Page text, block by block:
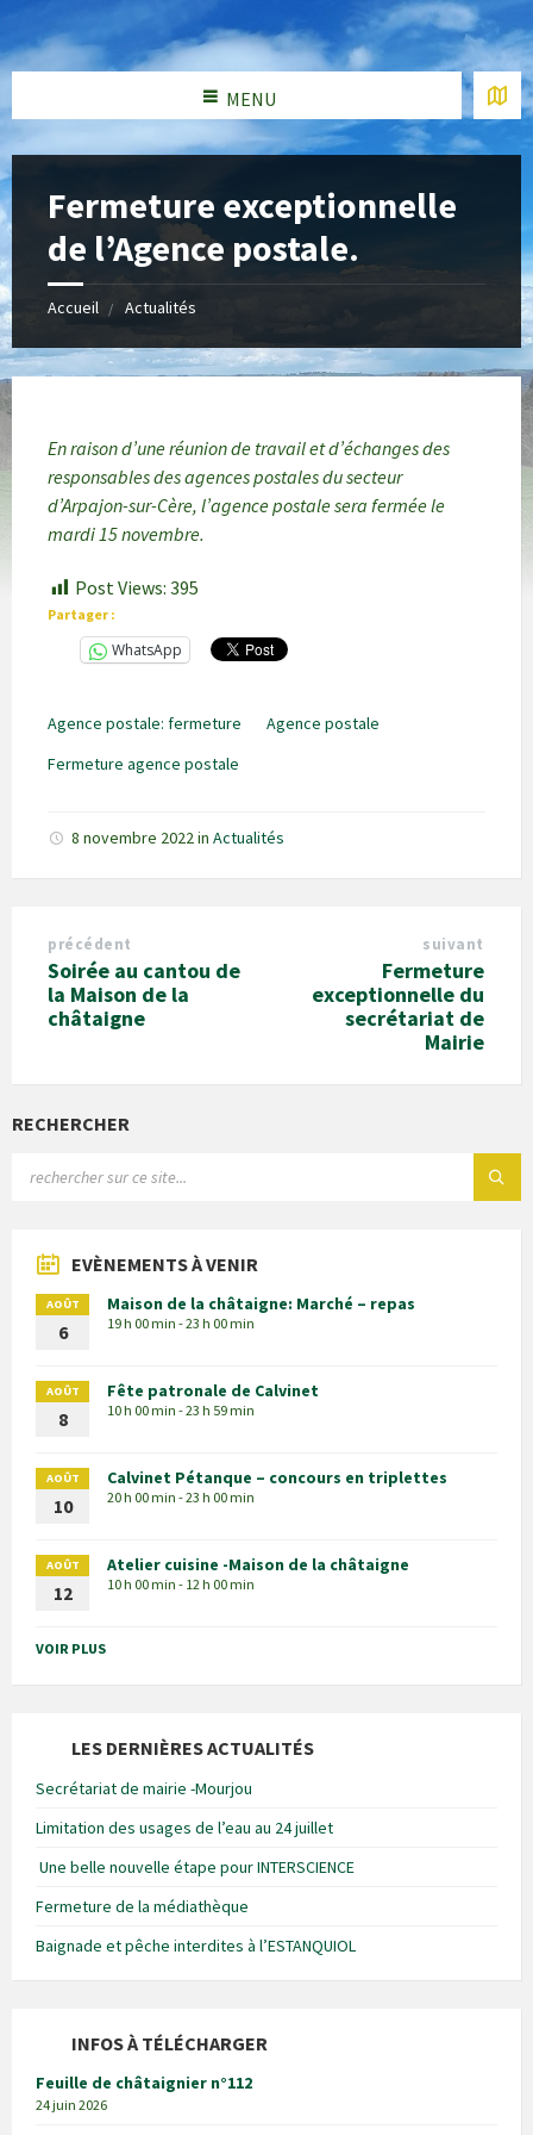
MENU
Fermeture exceptionnelle
de l’Agence postale.
Accueil Actualités
En raison d’une réunion de travail et d’échanges des
responsables des agences postales du secteur
d’Arpajon-sur-Cère, l’agence postale sera fermée le
mardi 15 novembre.
Post Views: 395
Partager :
WhatsApp
Agence postale: fermeture
Agence postale
Fermeture agence postale
8 novembre 2022in Actualités
précédent
Soirée au cantou de
la Maison de la
châtaigne
suivant
Fermeture
exceptionnelle du
secrétariat de
Mairie
RECHERCHER
EVÈNEMENTS À VENIR
AOÛT
6
Maison de la châtaigne: Marché – repas
19 h 00 min - 23 h 00 min
AOÛT
8
Fête patronale de Calvinet
10 h 00 min - 23 h 59 min
AOÛT
10
Calvinet Pétanque – concours en triplettes
20 h 00 min - 23 h 00 min
AOÛT
12
Atelier cuisine -Maison de la châtaigne
10 h 00 min - 12 h 00 min
VOIR PLUS
LES DERNIÈRES ACTUALITÉS
Secrétariat de mairie -Mourjou
Limitation des usages de l’eau au 24 juillet
Une belle nouvelle étape pour INTERSCIENCE
Fermeture de la médiathèque
Baignade et pêche interdites à l’ESTANQUIOL
INFOS À TÉLÉCHARGER
Feuille de châtaignier n°112
24 juin 2026